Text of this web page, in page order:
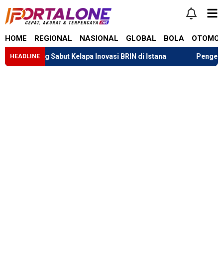
HOME REGIONAL NASIONAL GLOBAL BOLA
HEADLINE
Sabut Kelapa Inovasi BRIN di Istana Pengembalian